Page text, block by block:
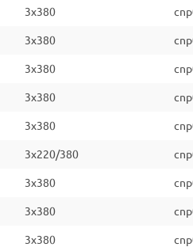
3x380
3x380
3x380
3x380
3x380
3x220/380
3x380
3x380
3x380